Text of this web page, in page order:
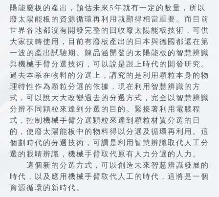
陽能廢板的產出，預估未來5年就有一定的數量，所以
廢太陽能板的資源循環再利用就顯得相當重要。而目前
世界各地都沒有開發完整的回收廢太陽能板技術，可供
大家技轉使用，目前有廢板產出的日本與德國都還在第
一波的產出試驗期。陳品涵開發的太陽能板的智慧辨識
與機械手臂分選技術，可以說是跟上時代的開發研究。
過去本系在物料的分選上，講究的是利用顆粒本身的物
理特性作為顆粒分選的依據，現在利用智慧辨識的方
式，可以說大大改變過去的分選方式，完全以智慧辨識
分辨不同顆粒來達到分選的目的。緊接著利用電腦程
式，控制機械手臂分選顆粒來達到顆粒材質分選的目
的，使廢太陽能板中的物料得以分選及循環再利用。這
個劃時代的分選技術，可謂是利用智慧辨識取代人工分
選的眼睛辨識，機械手臂取代原有人力分選的人力。
這個新的分選方式，可以創造未來智慧辨識發展的
時代，以及應用機械手臂取代人工的時代，這將是一個
資源循環的新時代。